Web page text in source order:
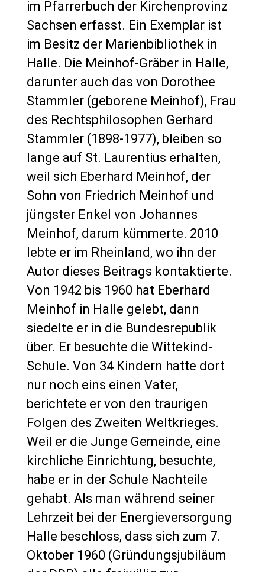
im Pfarrerbuch der Kirchenprovinz
Sachsen erfasst. Ein Exemplar ist
im Besitz der Marienbibliothek in
Halle. Die Meinhof-Gräber in Halle,
darunter auch das von Dorothee
Stammler (geborene Meinhof), Frau
des Rechtsphilosophen Gerhard
Stammler (1898-1977), bleiben so
lange auf St. Laurentius erhalten,
weil sich Eberhard Meinhof, der
Sohn von Friedrich Meinhof und
jüngster Enkel von Johannes
Meinhof, darum kümmerte. 2010
lebte er im Rheinland, wo ihn der
Autor dieses Beitrags kontaktierte.
Von 1942 bis 1960 hat Eberhard
Meinhof in Halle gelebt, dann
siedelte er in die Bundesrepublik
über. Er besuchte die Wittekind-
Schule. Von 34 Kindern hatte dort
nur noch eins einen Vater,
berichtete er von den traurigen
Folgen des Zweiten Weltkrieges.
Weil er die Junge Gemeinde, eine
kirchliche Einrichtung, besuchte,
habe er in der Schule Nachteile
gehabt. Als man während seiner
Lehrzeit bei der Energieversorgung
Halle beschloss, dass sich zum 7.
Oktober 1960 (Gründungsjubiläum